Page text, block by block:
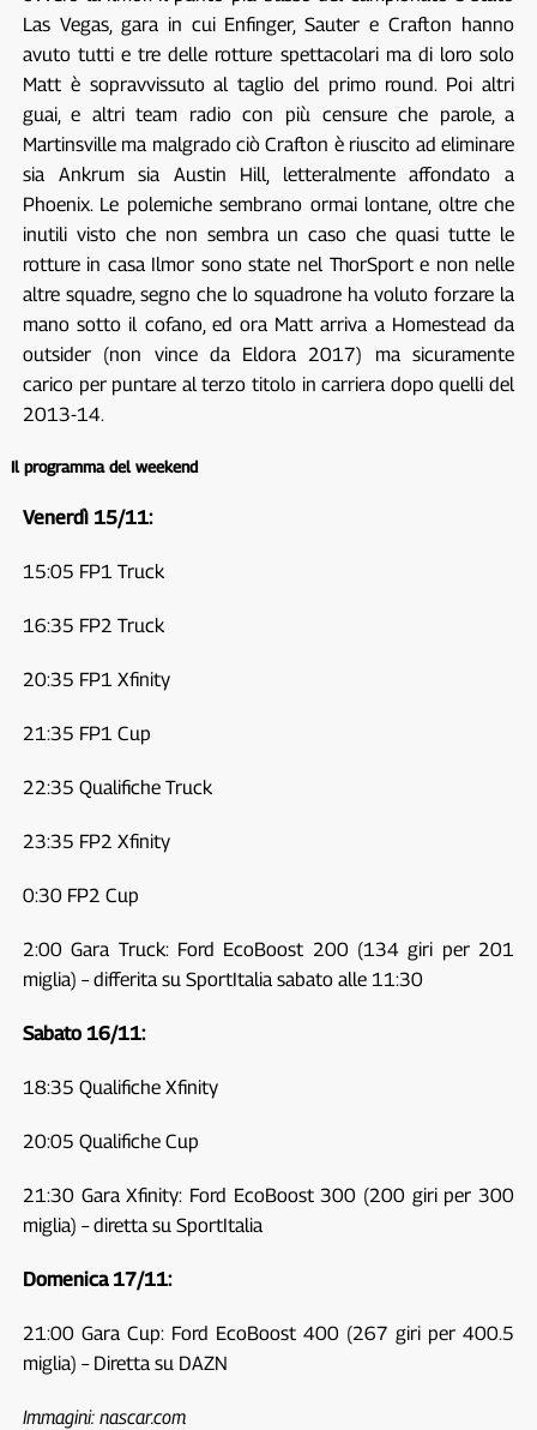
Las Vegas, gara in cui Enfinger, Sauter e Crafton hanno
avuto tutti e tre delle rotture spettacolari ma di loro solo
Matt è sopravvissuto al taglio del primo round. Poi altri
guai, e altri team radio con più censure che parole, a
Martinsville ma malgrado ciò Crafton è riuscito ad eliminare
sia Ankrum sia Austin Hill, letteralmente affondato a
Phoenix. Le polemiche sembrano ormai lontane, oltre che
inutili visto che non sembra un caso che quasi tutte le
rotture in casa Ilmor sono state nel ThorSport e non nelle
altre squadre, segno che lo squadrone ha voluto forzare la
mano sotto il cofano, ed ora Matt arriva a Homestead da
outsider (non vince da Eldora 2017) ma sicuramente
carico per puntare al terzo titolo in carriera dopo quelli del
2013-14.
Il programma del weekend
Venerdì 15/11:
15:05 FP1 Truck
16:35 FP2 Truck
20:35 FP1 Xfinity
21:35 FP1 Cup
22:35 Qualifiche Truck
23:35 FP2 Xfinity
0:30 FP2 Cup
2:00 Gara Truck: Ford EcoBoost 200 (134 giri per 201
miglia) – differita su SportItalia sabato alle 11:30
Sabato 16/11:
18:35 Qualifiche Xfinity
20:05 Qualifiche Cup
21:30 Gara Xfinity: Ford EcoBoost 300 (200 giri per 300
miglia) – diretta su SportItalia
Domenica 17/11:
21:00 Gara Cup: Ford EcoBoost 400 (267 giri per 400.5
miglia) – Diretta su DAZN
Immagini: nascar.com